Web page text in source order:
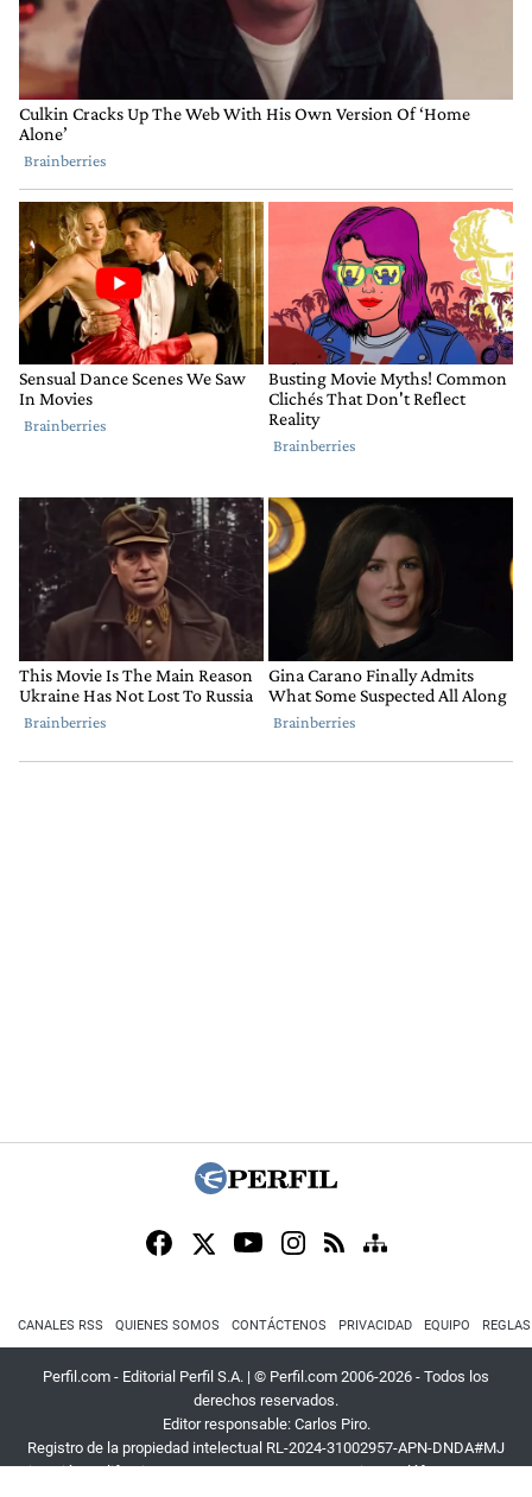
CANALES RSS QUIENES SOMOS CONTÁCTENOS PRIVACIDAD EQUIPO
Perfil.com - Editorial Perfil S.A. | © Perfil.com 2006-2026 - Todos los
derechos reservados.
Editor responsable: Carlos Piro.
Registro de la propiedad intelectual RL-2024-31002957-APN-DNDA#MJ
Dirección:California 2715,C1289ABI,CABA, Argentina| Teléfono:+54 9 11